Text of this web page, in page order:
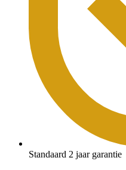
Standaard 2 jaar garantie